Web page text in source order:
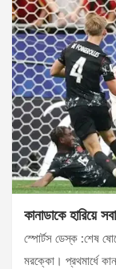
কানাডাকে হারিয়ে
স্পোর্টস ডেস্ক :শেষ
মরক্কো। প্রথমার্ধে